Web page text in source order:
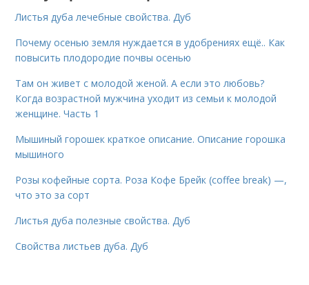
Листья дуба лечебные свойства. Дуб
Почему осенью земля нуждается в удобрениях ещё.. Как
повысить плодородие почвы осенью
Там он живет с молодой женой. А если это любовь?
Когда возрастной мужчина уходит из семьи к молодой
женщине. Часть 1
Мышиный горошек краткое описание. Описание горошка
мышиного
Розы кофейные сорта. Роза Кофе Брейк (coffee break) —,
что это за сорт
Листья дуба полезные свойства. Дуб
Свойства листьев дуба. Дуб